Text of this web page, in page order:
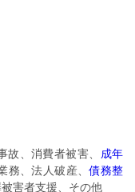
故、消費者被害、 成年
務、法人破産、債務整
害者支援、その他